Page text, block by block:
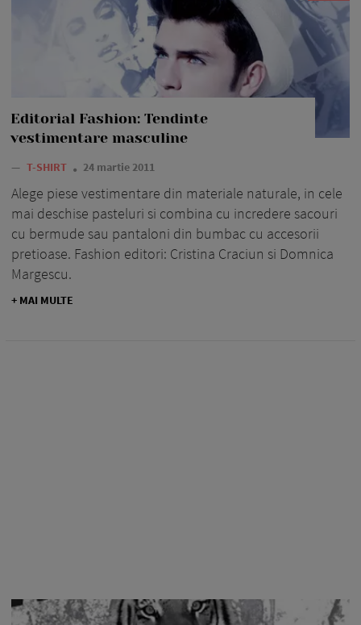
Editorial Fashion: Tendinte
vestimentare masculine
— T-SHIRT 24 martie 2011
Alege piese vestimentare din materiale naturale, in cele
mai deschise pasteluri si combina cu incredere sacouri
cu bermude sau pantaloni din bumbac cu accesorii
pretioase. Fashion editori: Cristina Craciun si Domnica
Margescu.
+ MAI MULTE